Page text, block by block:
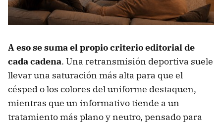
A eso se suma el propio criterio editorial de
cada cadena. Una retransmisión deportiva suele
llevar una saturación más alta para que el
césped o los colores del uniforme destaquen,
mientras que un informativo tiende a un
tratamiento más plano y neutro, pensado para